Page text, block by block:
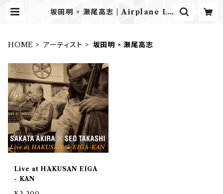
坂田明 × 瀬尾高志 | Airplane La
HOME アーティスト 坂田明 × 瀬尾高志
Live at HAKUSAN EIGA
- KAN